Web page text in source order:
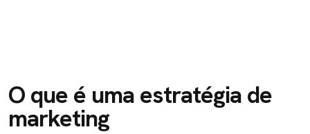
O que é uma estratégia de
marketing